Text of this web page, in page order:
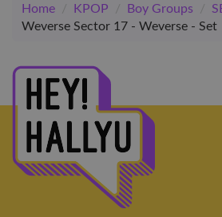
Home / KPOP / Boy Groups /
Weverse Sector 17 - Weverse - Set